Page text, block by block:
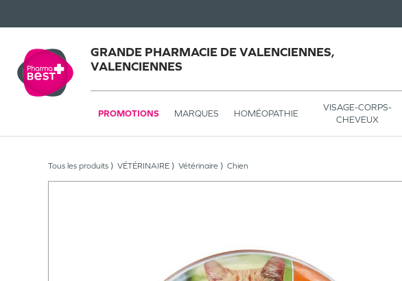
GRANDE PHARMACIE DE VALENCIENNES,
VALENCIENNES
PROMOTIONS MARQUES HOMÉOPATHIE
VISAGE-CORPS-
CHEVEUX
Tous les produits VÉTÉRINAIRE Vétérinaire Chien